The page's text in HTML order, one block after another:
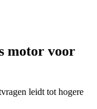
motor voor
leidt tot hogere